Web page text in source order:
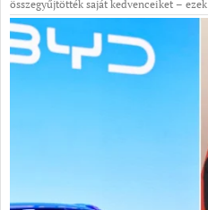
összegyűjtötték saját kedvenceiket – ezek